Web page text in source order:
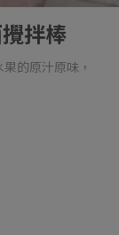
拌棒
的原汁原味，